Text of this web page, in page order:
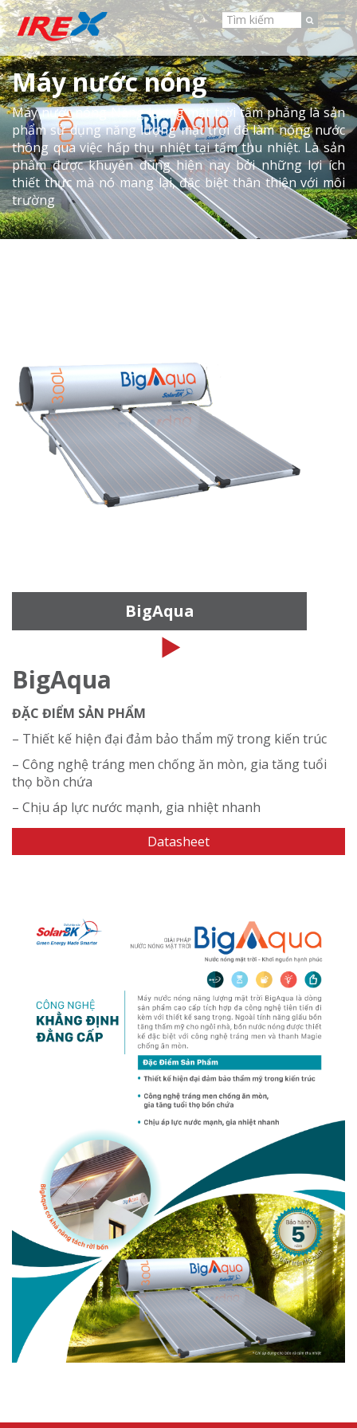
Máy nước nóng
Máy nước nóng Năng lượng mặt trời tấm phẳng là sản
phẩm sử dụng năng lượng mặt trời để làm nóng nước
thông qua việc hấp thụ nhiệt tại tấm thu nhiệt. Là sản
phẩm được khuyên dùng hiện nay bởi những lợi ích
thiết thực mà nó mang lại, đặc biệt thân thiện với môi
trường
BigAqua
BigAqua
ĐẶC ĐIỂM SẢN PHẨM
– Thiết kế hiện đại đảm bảo thẩm mỹ trong kiến trúc
– Công nghệ tráng men chống ăn mòn, gia tăng tuổi
thọ bồn chứa
– Chịu áp lực nước mạnh, gia nhiệt nhanh
Datasheet